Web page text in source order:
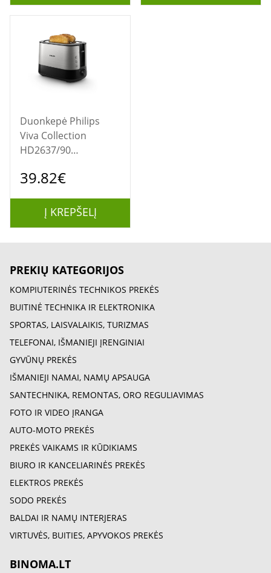
Duonkepė Philips
Viva Collection
HD2637/90
Juoda/Sidabrinė
39.82€
Į KREPŠELĮ
PREKIŲ KATEGORIJOS
KOMPIUTERINĖS TECHNIKOS PREKĖS
BUITINĖ TECHNIKA IR ELEKTRONIKA
SPORTAS, LAISVALAIKIS, TURIZMAS
TELEFONAI, IŠMANIEJI ĮRENGINIAI
GYVŪNŲ PREKĖS
IŠMANIEJI NAMAI, NAMŲ APSAUGA
SANTECHNIKA, REMONTAS, ORO REGULIAVIMAS
FOTO IR VIDEO ĮRANGA
AUTO-MOTO PREKĖS
PREKĖS VAIKAMS IR KŪDIKIAMS
BIURO IR KANCELIARINĖS PREKĖS
ELEKTROS PREKĖS
SODO PREKĖS
BALDAI IR NAMŲ INTERJERAS
VIRTUVĖS, BUITIES, APYVOKOS PREKĖS
BINOMA.LT